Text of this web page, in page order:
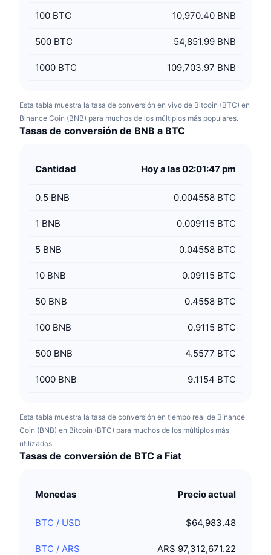
100 BTC 10,970.40 BNB
500 BTC 54,851.99 BNB
1000 BTC 109,703.97 BNB
Esta tabla muestra la tasa de conversión en vivo de Bitcoin (BTC) en
Binance Coin (BNB) para muchos de los múltiplos más populares.
Tasas de conversión de BNB a BTC
Cantidad Hoy a las 02:01:47 pm
0.5 BNB 0.004558 BTC
1 BNB 0.009115 BTC
5 BNB 0.04558 BTC
10 BNB 0.09115 BTC
50 BNB 0.4558 BTC
100 BNB 0.9115 BTC
500 BNB 4.5577 BTC
1000 BNB 9.1154 BTC
Esta tabla muestra la tasa de conversión en tiempo real de Binance
Coin (BNB) en Bitcoin (BTC) para muchos de los múltiplos más
utilizados.
Tasas de conversión de BTC a Fiat
Monedas Precio actual
BTC / USD $64,983.48
BTC / ARS ARS 97,312,671.22